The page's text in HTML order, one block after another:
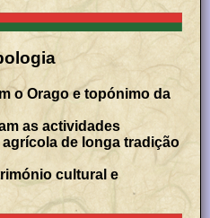
o Orago e topónimo da
as actividades
de longa tradição
cultural e